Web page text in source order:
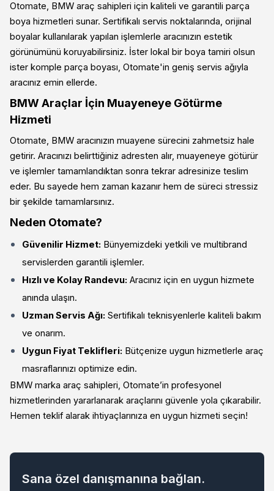
Otomate, BMW araç sahipleri için kaliteli ve garantili parça
boya hizmetleri sunar. Sertifikalı servis noktalarında, orijinal
boyalar kullanılarak yapılan işlemlerle aracınızın estetik
görünümünü koruyabilirsiniz. İster lokal bir boya tamiri olsun
ister komple parça boyası, Otomate'in geniş servis ağıyla
aracınız emin ellerde.
BMW Araçlar İçin Muayeneye Götürme
Hizmeti
Otomate, BMW aracınızın muayene sürecini zahmetsiz hale
getirir. Aracınızı belirttiğiniz adresten alır, muayeneye götürür
ve işlemler tamamlandıktan sonra tekrar adresinize teslim
eder. Bu sayede hem zaman kazanır hem de süreci stressiz
bir şekilde tamamlarsınız.
Neden Otomate?
Güvenilir Hizmet: Bünyemizdeki yetkili ve multibrand
servislerden garantili işlemler.
Hızlı ve Kolay Randevu: Aracınız için en uygun hizmete
anında ulaşın.
Uzman Servis Ağı: Sertifikalı teknisyenlerle kaliteli bakım
ve onarım.
Uygun Fiyat Teklifleri: Bütçenize uygun hizmetlerle araç
masraflarınızı optimize edin.
BMW marka araç sahipleri, Otomate’in profesyonel
hizmetlerinden yararlanarak araçlarını güvenle yola çıkarabilir.
Hemen teklif alarak ihtiyaçlarınıza en uygun hizmeti seçin!
Sana özel danışmanına bağlan.